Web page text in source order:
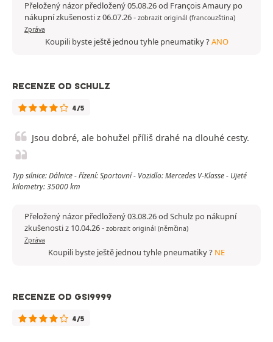
Přeložený názor předložený 05.08.26 od François Amaury po
nákupní zkušenosti z 06.07.26- zobrazit originál (francouzština)
Zpráva
Koupili byste ještě jednou tyhle pneumatiky ?ANO
RECENZE OD SCHULZ
4/5
Jsou dobré, ale bohužel příliš drahé na dlouhé cesty.
Typ silnice: Dálnice - řízení: Sportovní - Vozidlo: Mercedes V-Klasse - Ujeté
kilometry: 35000 km
Přeložený názor předložený 03.08.26 od Schulz po nákupní
zkušenosti z 10.04.26- zobrazit originál (němčina)
Zpráva
Koupili byste ještě jednou tyhle pneumatiky ? NE
RECENZE OD GSI9999
4/5